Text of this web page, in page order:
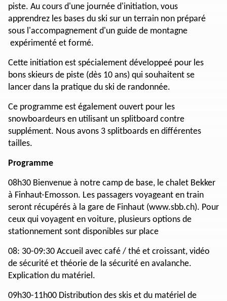
piste. Au cours d'une journée d'initiation, vous
apprendrez les bases du ski sur un terrain non préparé
sous l'accompagnement d'un guide de montagne
expérimenté et formé.
Cette initiation est spécialement développeé pour les
bons skieurs de piste (dès 10 ans) qui souhaitent se
lancer dans la pratique du ski de randonnée.
Ce programme est également ouvert pour les
snowboardeurs en utilisant un splitboard contre
supplément. Nous avons 3 splitboards en différentes
tailles.
Programme
08h30 Bienvenue à notre camp de base, le chalet Bekker
à Finhaut-Emosson. Les passagers voyageant en train
seront récupérés à la gare de Finhaut (www.sbb.ch). Pour
ceux qui voyagent en voiture, plusieurs options de
stationnement sont disponibles sur place
08: 30-09:30 Accueil avec café / thé et croissant, vidéo
de sécurité et théorie de la sécurité en avalanche.
Explication du matériel.
09h30-11h00 Distribution des skis et du matériel de